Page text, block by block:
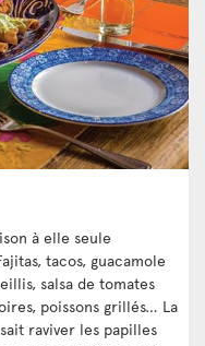
à elle seule
tacos, guacamole
salsa de tomates
poissons grillés… La
raviver les papilles